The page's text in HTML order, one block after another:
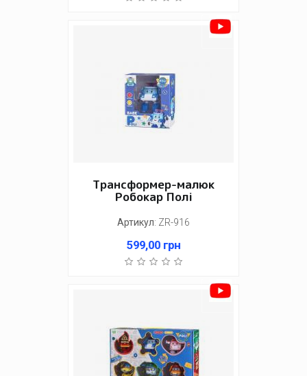
Трансформер-малюк
Робокар Полі
Артикул: ZR-916
599,00 грн